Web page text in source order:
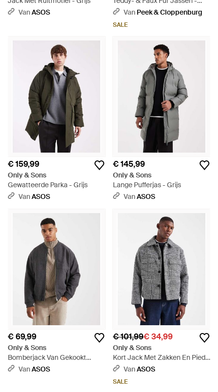
VanASOS
GrijsVan Peek & Cloppenburg
SALE
€ 159,99
Only & Sons
Gewatteerde Parka - Grijs
VanASOS
€ 145,99
Only & Sons
Lange Pufferjas - Grijs
VanASOS
€ 69,99
Only & Sons
Bomberjack Van Gekookt
Imitatiewol Met Rits - Grijs
VanASOS
€ 101,99€ 34,99
Only & Sons
Kort Jack Met Zakken En Pied-
De-Poule - Grijs
VanASOS
SALE